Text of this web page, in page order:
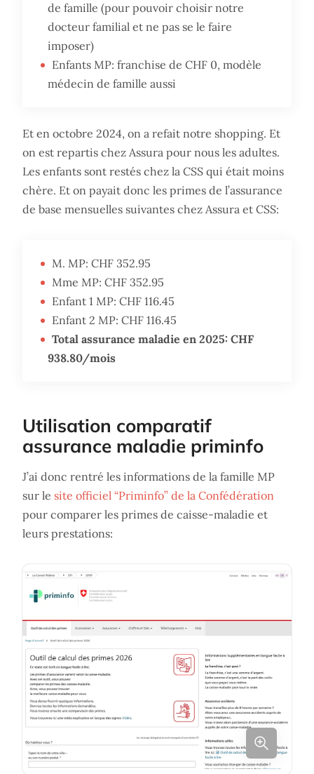
de famille (pour pouvoir choisir notre
docteur familial et ne pas se le faire
imposer)
Enfants MP: franchise de CHF 0, modèle
médecin de famille aussi
Et en octobre 2024, on a refait notre shopping. Et
on est repartis chez Assura pour nous les adultes.
Les enfants sont restés chez la CSS qui était moins
chère. Et on payait donc les primes de l’assurance
de base mensuelles suivantes chez Assura et CSS:
M. MP: CHF 352.95
Mme MP: CHF 352.95
Enfant 1 MP: CHF 116.45
Enfant 2 MP: CHF 116.45
Total assurance maladie en 2025: CHF
938.80/mois
Utilisation comparatif
assurance maladie priminfo
J’ai donc rentré les informations de la famille MP
sur le site officiel “Priminfo” de la Confédération
pour comparer les primes de caisse-maladie et
leurs prestations: